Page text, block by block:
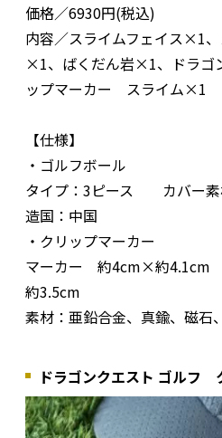
価格／6930円(税込)
内容／スライムフェイス×1
×1、ばくだん岩×1、ドラゴ
ップマーカー スライム×1
【仕様】
・ゴルフボール
タイプ：3ピース カバー
造国：中国
・クリップマーカー
マーカー 約4cm×約
約3.5cm
素材：亜鉛合金、真鍮、磁
ドラゴンクエスト ゴルフ